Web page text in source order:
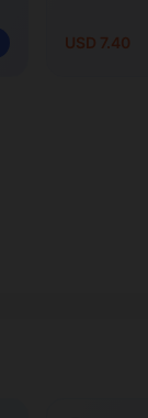
USD 7.40